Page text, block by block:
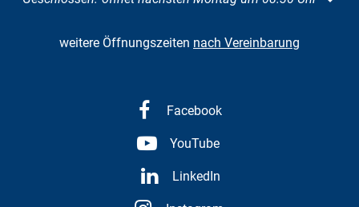
weitere Öffnungszeiten nach Vereinbarung
Facebook
YouTube
LinkedIn